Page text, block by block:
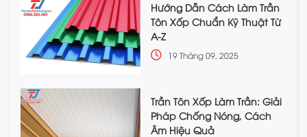
Hướng Dẫn Cách Làm Trần
Tôn Xốp Chuẩn Kỹ Thuật Từ
A-Z
19 Tháng 09, 2025
Trần Tôn Xốp Làm Trần: Giải
Pháp Chống Nóng, Cách
Âm Hiệu Quả